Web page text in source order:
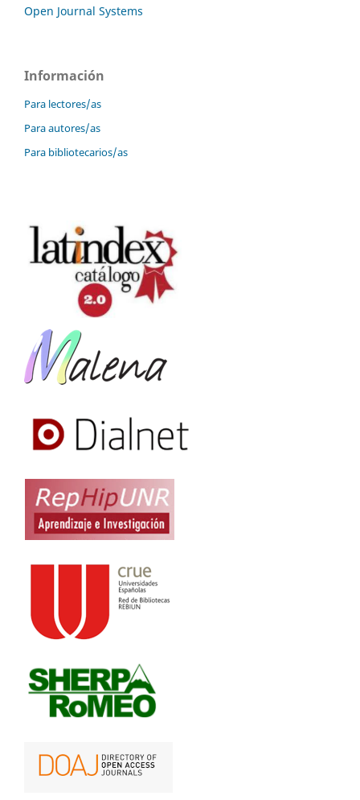
Open Journal Systems
Información
Para lectores/as
Para autores/as
Para bibliotecarios/as